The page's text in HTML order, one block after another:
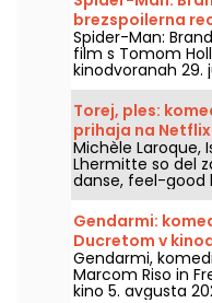
brezspoilerna
Hollanda v
Spider-Man:
film s Tomom
kinodvoranah 29.
recenzijo!
Torej, ples:
prihaja na Netflix
Michèle Laroque,
Lhermitte so del
danse, feel-good
na voljo že od 1.
Gendarmi:
Ducretom v
Gendarmi,
Marcom Riso in
kino 5. avgusta